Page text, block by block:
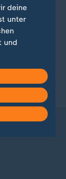
deine
unter
und
ändern.